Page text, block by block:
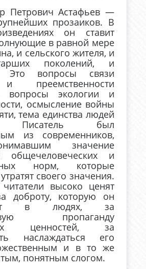
Астафьев —
прозаиков. В
он ставит
в равной мере
и сельского жителя, и
поколений, и
Это вопросы связи
преемственности
вопросы экологии и
осмысление войны
тема единства людей
Писатель был
из современников,
значение
общечеловеческих и
норм, которые
своего значения.
высоко ценят
доброту, которую он
в людях, за
пропаганду
ценностей, за
наслаждаться его
и в то же
понятным слогом.